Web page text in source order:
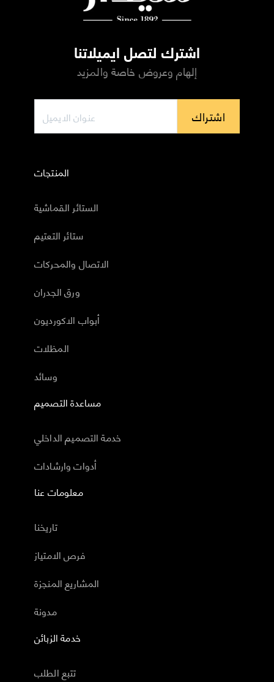
اشترك لتصل ايميلاتنا
إلهام وعروض خاصة والمزيد
اشتراك
المنتجات
الستائر القماشية
ستائر التعتيم
الاتصال والمحركات
ورق الجدران
أبواب الاكورديون
المظلات
وسائد
مساعدة التصميم
خدمة التصميم الداخلي
أدوات وارشادات
معلومات عنا
تاريخنا
فرص الامتياز
المشاريع المنجزة
مدونة
خدمة الزبائن
تتبع الطلب